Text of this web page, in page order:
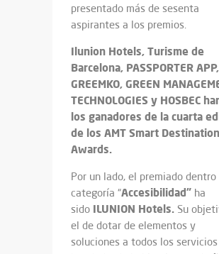
presentado más de sesenta
aspirantes a los premios.
Ilunion Hotels, Turisme de
Barcelona, PASSPORTER APP,
GREEMKO, GREEN
TECHNOLOGIES y HOSBEC
los ganadores de la cuarta
de los AMT Smart
Awards.
Por un lado, el premiado dentro
categoría “Accesibilidad” ha
sido ILUNION Hotels. Su
el de dotar de elementos y
soluciones a todos los